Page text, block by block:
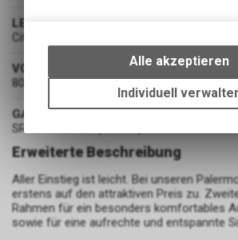
LENKER
City Uprise
VORBAU
80mm
GABEL
SR Suntour Nex (63 mm)
Erweiterte Beschreibung
Aller Einstieg ist leicht. Bei unseren
erstens auf den attraktiven Preis zu.
Rahmen für ein besonders komfortables
sowie für eine aufrechte und entspannte
bestimmte
Einstellungen auf
um die
Funktionen unseres
des Warenkorbs, zu
ermöglichen. Bitte
dass die
keinerlei
persönlichen
zulassen.
Alle akzeptieren
Individuell